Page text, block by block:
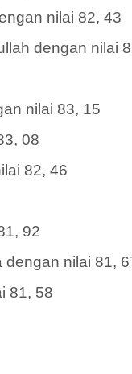
nilai 82, 43
dengan nilai
nilai 83, 15
08
82, 46
92
dengan nilai 81,
81, 58